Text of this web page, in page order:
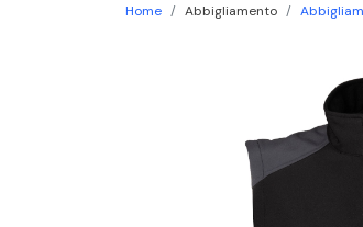
Home Abbigliamento